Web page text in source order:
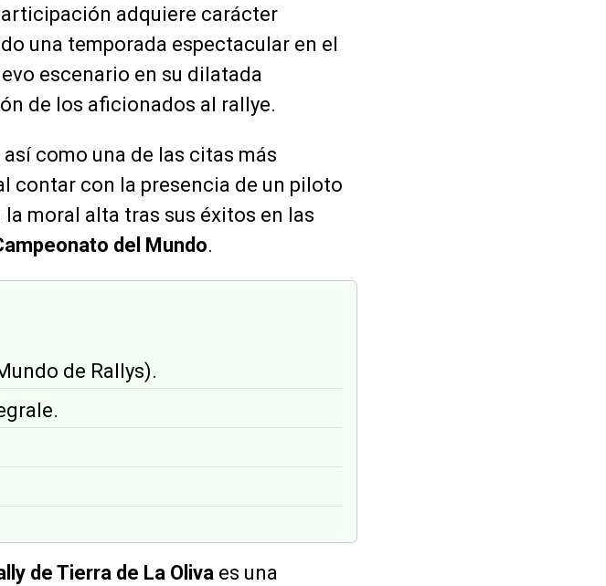
adquiere carácter
una temporada espectacular en el
escenario en su dilatada
de los aficionados al rallye.
como una de las citas más
contar con la presencia de un piloto
la moral alta tras sus éxitos en las
del Mundo.
de Rallys).
de Tierra de La Oliva es una